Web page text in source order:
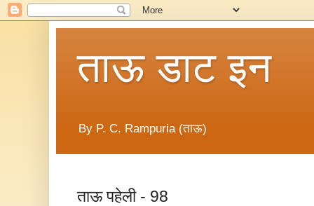
ताऊ डाट इन
By P. C. Rampuria (ताऊ)
ताऊ पहेली - 98